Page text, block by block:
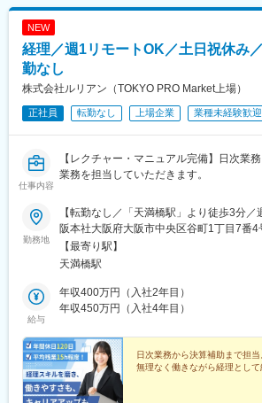
NEW
経理／週1リモートOK／土日祝休み
勤なし
株式会社ルリアン（TOKYO PRO Market上場）
正社員 転勤なし 上場企業 業種未経験歓迎
仕事内容
【レクチャー・マニュアル完備】日次業
業務を担当していただきます。
勤務地
【転勤なし／「天満橋駅」より徒歩3分
阪本社大阪府大阪市中央区谷町1丁目7番
階・京阪本線・大阪メトロ谷町線「天満
喫煙対策：あり
【最寄り駅】
天満橋駅
給与
年収400万円（入社2年目）
年収450万円（入社4年目）
日次業務から決算補助まで担当
無理なく働きながら経理として